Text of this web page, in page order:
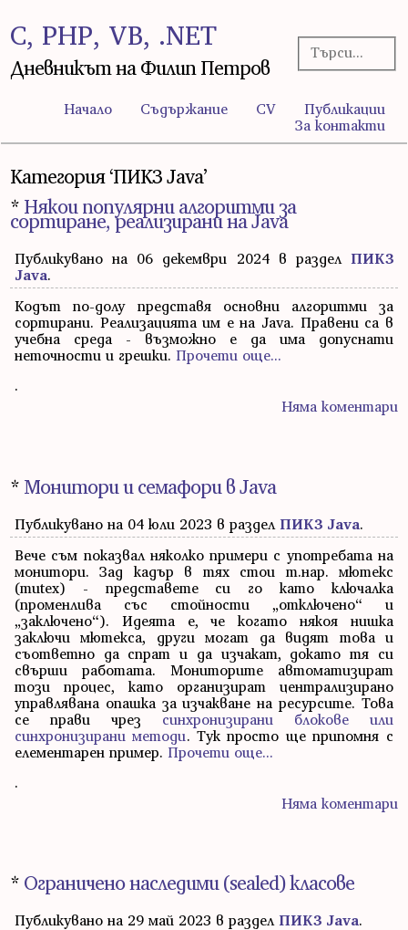
C, PHP, VB, .NET
Дневникът на Филип Петров
Начало Съдържание CV
Публикации
За контакти
Категория ‘ПИК3 Java’
* Някои популярни алгоритми за
сортиране, реализирани на Java
Публикувано на 06 декември 2024 в раздел ПИК3
Java.
Кодът по-долу представя основни алгоритми за
сортирани. Реализацията им е на Java. Правени са в
учебна среда - възможно е да има допуснати
неточности и грешки. Прочети още...
.
Няма коментари
* Монитори и семафори в Java
Публикувано на 04 юли 2023 в раздел ПИК3 Java.
Вече съм показвал няколко примери с употребата на
монитори. Зад кадър в тях стои т.нар. мютекс
(mutex) - представете си го като ключалка
(променлива със стойности „отключено“ и
„заключено“). Идеята е, че когато някоя нишка
заключи мютекса, други могат да видят това и
съответно да спрат и да изчакат, докато тя си
свърши работата. Мониторите автоматизират
този процес, като организират централизирано
управлявана опашка за изчакване на ресурсите. Това
се прави чрез синхронизирани блокове или
синхронизирани методи. Тук просто ще припомня с
елементарен пример. Прочети още...
.
Няма коментари
* Ограничено наследими (sealed) класове
Публикувано на 29 май 2023 в раздел ПИК3 Java.